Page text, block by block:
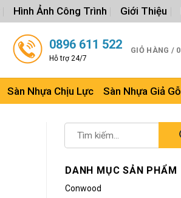
Hình Ảnh Công Trình Giới Thiệu
0896 611 522
Hỗ trợ 24/7
GIỎ HÀNG / 0
Sàn Nhựa Chịu Lực Sàn Nhựa Giả Gỗ
DANH MỤC SẢN PHẨM
Conwood